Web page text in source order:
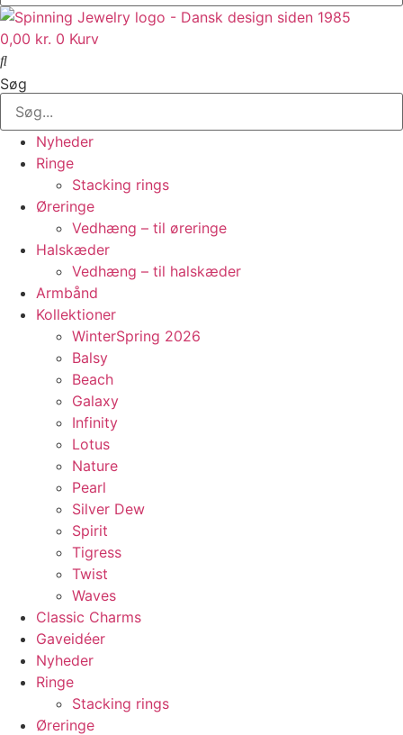
0,00 kr. 0 Kurv
Søg
Nyheder
Ringe
Stacking rings
Øreringe
Vedhæng – til øreringe
Halskæder
Vedhæng – til halskæder
Armbånd
Kollektioner
WinterSpring 2026
Balsy
Beach
Galaxy
Infinity
Lotus
Nature
Pearl
Silver Dew
Spirit
Tigress
Twist
Waves
Classic Charms
Gaveidéer
Nyheder
Ringe
Stacking rings
Øreringe